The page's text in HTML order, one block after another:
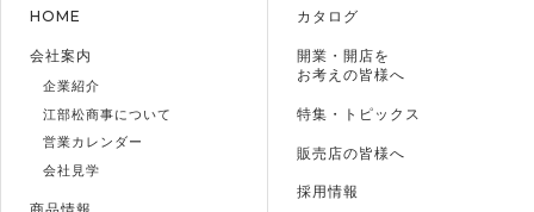
HOME
会社案内
企業紹介
江部松商事について
営業カレンダー
会社見学
カタログ
開業・開店を
お考えの皆様へ
特集・トピックス
販売店の皆様へ
採用情報